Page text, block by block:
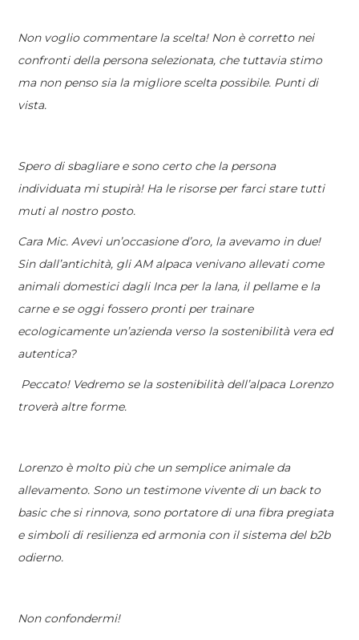
Non voglio commentare la scelta! Non è corretto nei
confronti della persona selezionata, che tuttavia stimo
ma non penso sia la migliore scelta possibile. Punti di
vista.
Spero di sbagliare e sono certo che la persona
individuata mi stupirà! Ha le risorse per farci stare tutti
muti al nostro posto.
Cara Mic. Avevi un’occasione d’oro, la avevamo in due!
Sin dall’antichità, gli AM alpaca venivano allevati come
animali domestici dagli Inca per la lana, il pellame e la
carne e se oggi fossero pronti per trainare
ecologicamente un’azienda verso la sostenibilità vera ed
autentica?
Peccato! Vedremo se la sostenibilità dell’alpaca Lorenzo
troverà altre forme.
Lorenzo è molto più che un semplice animale da
allevamento. Sono un testimone vivente di un back to
basic che si rinnova, sono portatore di una fibra pregiata
e simboli di resilienza ed armonia con il sistema del b2b
odierno.
Non confondermi!